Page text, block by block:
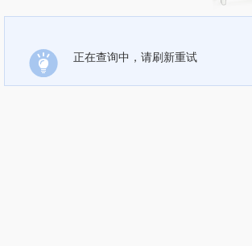
正在查询中，请刷新重试